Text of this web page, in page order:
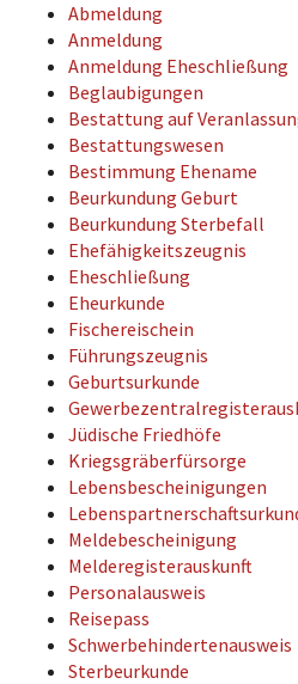
Abmeldung
Anmeldung
Anmeldung Eheschließung
Beglaubigungen
Bestattung auf
Bestattungswesen
Bestimmung Ehename
Beurkundung Geburt
Beurkundung Sterbefall
Ehefähigkeitszeugnis
Eheschließung
Eheurkunde
Fischereischein
Führungszeugnis
Geburtsurkunde
Jüdische Friedhöfe
Kriegsgräberfürsorge
Lebensbescheinigungen
Meldebescheinigung
Melderegisterauskunft
Personalausweis
Reisepass
Schwerbehindertenausweis
Sterbeurkunde